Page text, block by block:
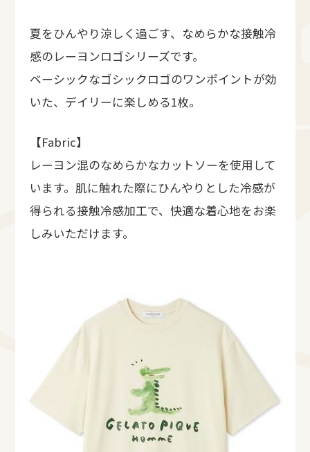
夏をひんやり涼しく過ごす、なめらかな接触冷
感のレーヨンロゴシリーズです。
ベーシックなゴシックロゴのワンポイントが効
いた、デイリーに楽しめる1枚。
【Fabric】
レーヨン混のなめらかなカットソーを使用して
います。肌に触れた際にひんやりとした冷感が
得られる接触冷感加工で、快適な着心地をお楽
しみいただけます。